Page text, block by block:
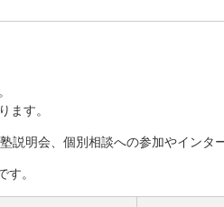
ます。
説明会、個別相談への参加やインタ
す。